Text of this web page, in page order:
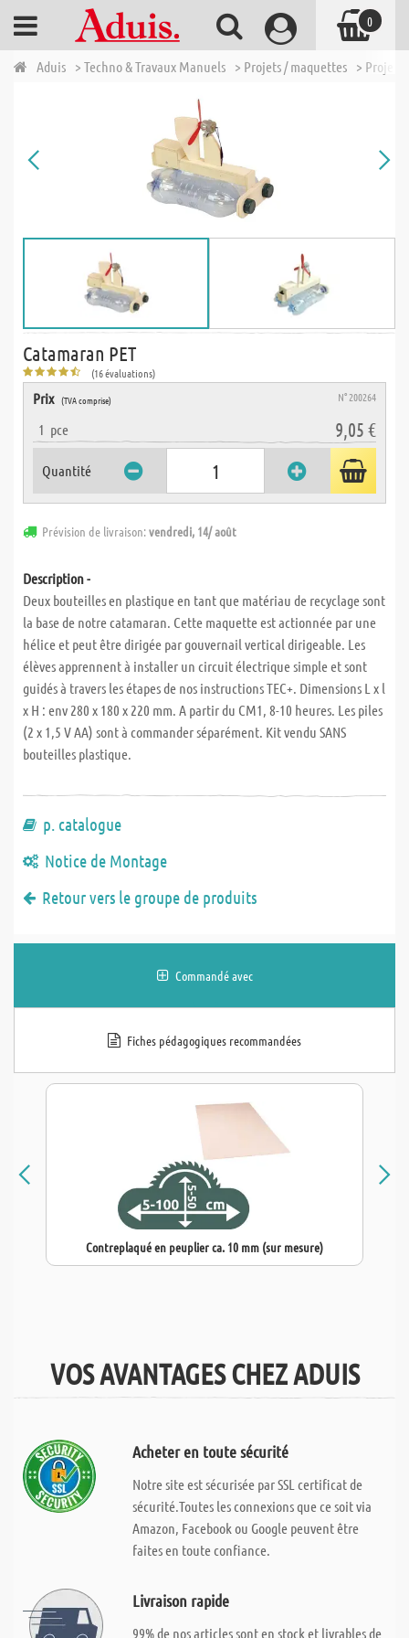
Aduis > Techno & Travaux Manuels > Projets / maquettes > Projets
Catamaran PET
(16 évaluations)
Prix (TVA comprise) N° 200264
1 pce 9,05 €
Quantité
Prévision de livraison:vendredi, 14/ août
Description -
Deux bouteilles en plastique en tant que matériau de recyclage sont
la base de notre catamaran. Cette maquette est actionnée par une
hélice et peut être dirigée par gouvernail vertical dirigeable. Les
élèves apprennent à installer un circuit électrique simple et sont
guidés à travers les étapes de nos instructions TEC+. Dimensions L x l
x H : env 280 x 180 x 220 mm. A partir du CM1, 8-10 heures. Les piles
(2 x 1,5 V AA) sont à commander séparément. Kit vendu SANS
bouteilles plastique.
p. catalogue
Notice de Montage
Retour vers le groupe de produits
Commandé avec
Fiches pédagogiques recommandées
Contreplaqué en peuplier ca. 10 mm (sur mesure)
VOS AVANTAGES CHEZ ADUIS
Acheter en toute sécurité
Notre site est sécurisée par SSL certificat de
sécurité.Toutes les connexions que ce soit via
Amazon, Facebook ou Google peuvent être
faites en toute confiance.
Livraison rapide
99% de nos articles sont en stock et livrables de
0